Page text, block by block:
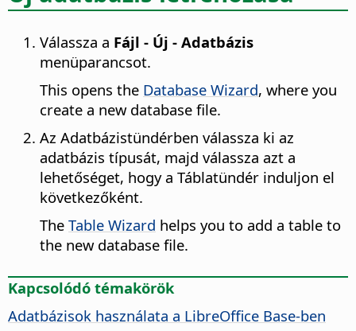
Válassza a Fájl - Új - Adatbázis
menüparancsot.
This opens the Database Wizard, where you
create a new database file.
Az Adatbázistündérben válassza ki az
adatbázis típusát, majd válassza azt a
lehetőséget, hogy a Táblatündér induljon el
következőként.
The Table Wizard helps you to add a table to
the new database file.
Kapcsolódó témakörök
Adatbázisok használata a LibreOffice Base-ben